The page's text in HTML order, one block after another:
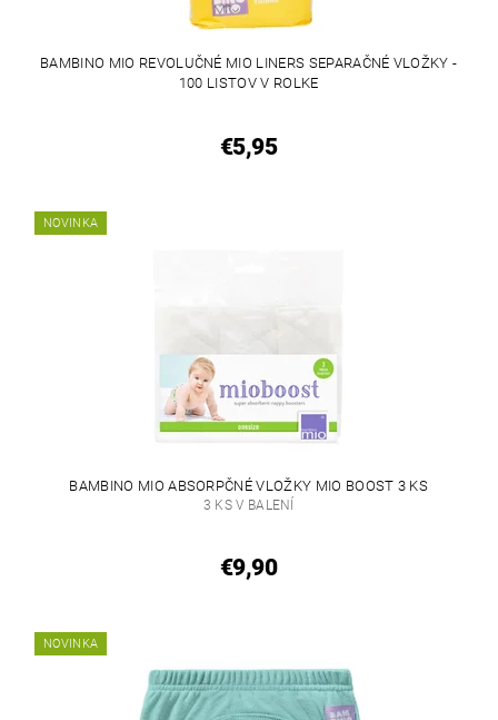
BAMBINO MIO REVOLUČNÉ MIO LINERS SEPARAČNÉ VLOŽKY -
100 LISTOV V ROLKE
€5,95
NOVINKA
BAMBINO MIO ABSORPČNÉ VLOŽKY MIO BOOST 3 KS
3 KS V BALENÍ
€9,90
NOVINKA